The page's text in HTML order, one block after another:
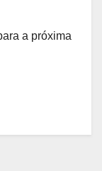
a próxima